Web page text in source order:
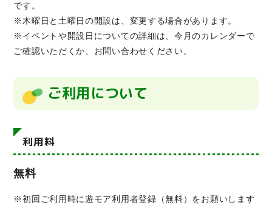
です。
※木曜日と土曜日の開設は、変更する場合があります。
※イベントや開設日についての詳細は、今月のカレンダーで
ご確認いただくか、お問い合わせください。
ご利用について
利用料
無料
※初回ご利用時に遊モア利用者登録（無料）をお願いします